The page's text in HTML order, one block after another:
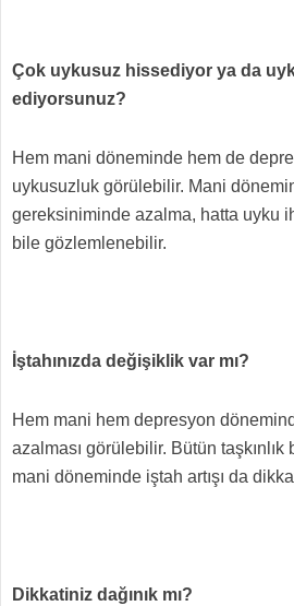
Çok uykusuz hissediyor ya da
ediyorsunuz?
Hem mani döneminde hem de
uykusuzluk görülebilir. Mani
gereksiniminde azalma, hatta uyku
bile gözlemlenebilir.
İştahınızda değişiklik var mı?
Hem mani hem depresyon
azalması görülebilir. Bütün taşkınlık
mani döneminde iştah artışı da
Dikkatiniz dağınık mı?